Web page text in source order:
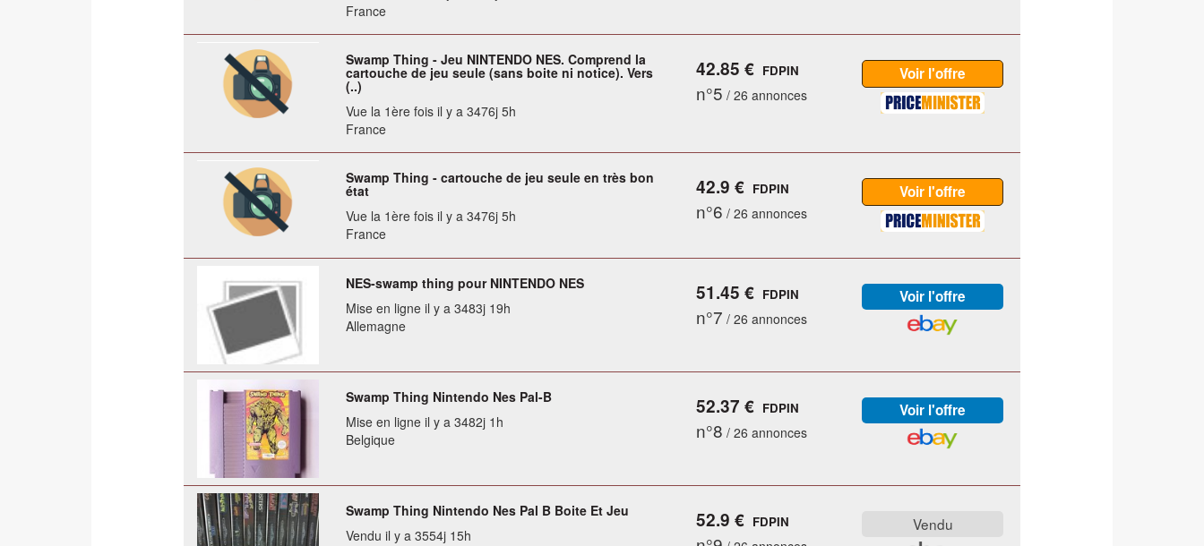
France
Swamp Thing - Jeu NINTENDO NES. Comprend la
cartouche de jeu seule (sans boite ni notice). Vers
(..)
Vue la 1ère fois il y a 3476j 5h
France
42.85 € FDPIN
n°5 / 26 annonces
Swamp Thing - cartouche de jeu seule en très bon
état
Vue la 1ère fois il y a 3476j 5h
France
42.9 € FDPIN
n°6 / 26 annonces
NES-swamp thing pour NINTENDO NES
Mise en ligne il y a 3483j 19h
Allemagne
51.45 € FDPIN
n°7 / 26 annonces
Swamp Thing Nintendo Nes Pal-B
Mise en ligne il y a 3482j 1h
Belgique
52.37 € FDPIN
n°8 / 26 annonces
Swamp Thing Nintendo Nes Pal B Boite Et Jeu
Vendu il y a 3554j 15h
52.9 € FDPIN